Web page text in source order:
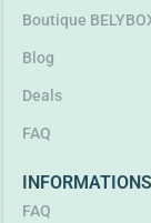
Boutique
Blog
Deals
FAQ
FAQ